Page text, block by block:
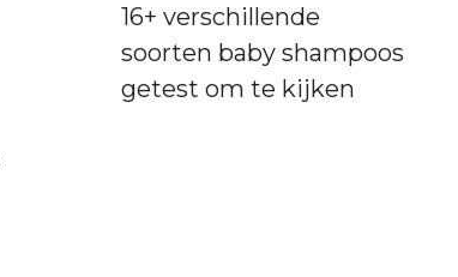
16+ verschillende
soorten baby shampoos
getest om te kijken